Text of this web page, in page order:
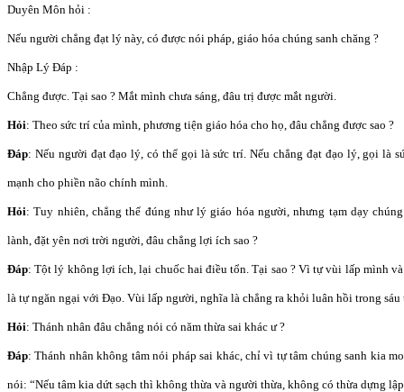
Duyên Môn hỏi :
Nếu người chẳng đạt lý này, có được nói pháp, giáo hóa chúng sanh chăng ?
Nhập Lý Đáp :
Chẳng được. Tại sao ? Mắt mình chưa sáng, đâu trị được mắt người.
Hỏi: Theo sức trí của mình, phương tiện giáo hóa cho họ, đâu chẳng được sao ?
Đáp: Nếu người đạt đạo lý, có thể gọi là sức trí. Nếu chẳng đạt đạo lý, gọi là
mạnh cho phiền não chính mình.
Hỏi: Tuy nhiên, chẳng thể đúng như lý giáo hóa người, nhưng tạm dạy
lành, đặt yên nơi trời người, đâu chẳng lợi ích sao ?
Đáp: Tột lý không lợi ích, lại chuốc hai điều tổn. Tại sao ? Vì tự vùi lấp mình
là tự ngăn ngại với Đạo. Vùi lấp người, nghĩa là chẳng ra khỏi luân hồi trong sáu
Hỏi: Thánh nhân đâu chẳng nói có năm thừa sai khác ư ?
Đáp: Thánh nhân không tâm nói pháp sai khác, chỉ vì tự tâm chúng sanh kia
nói: “Nếu tâm kia dứt sạch thì không thừa và người thừa, không có thừa dựng